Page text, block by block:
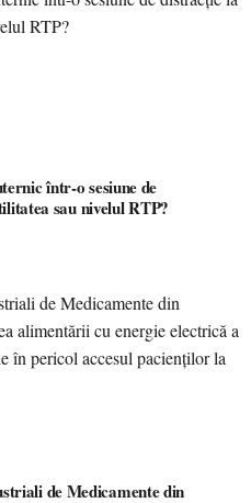
într-o sesiune de
sau nivelul RTP?
de Medicamente din